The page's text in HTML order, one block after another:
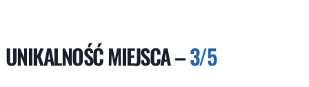
UNIKALNOŚĆ MIEJSCA –3/5